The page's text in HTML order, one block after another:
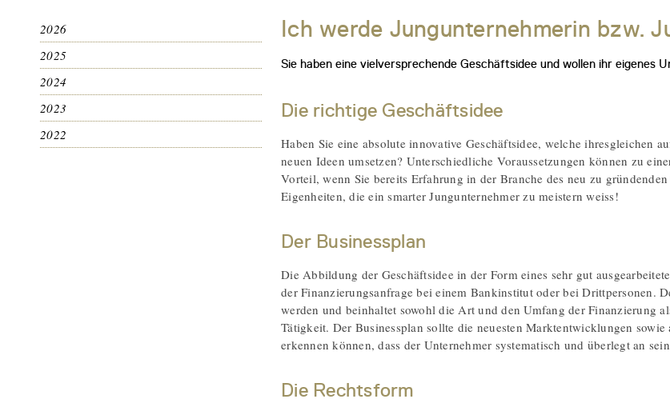
2026
2025
2024
2023
2022
Ich werde Jungunternehmerin bzw.
Sie haben eine vielversprechende Geschäftsidee und wollen ihr eigenes
Die richtige Geschäftsidee
Haben Sie eine absolute innovative Geschäftsidee, welche ihresgleichen
neuen Ideen umsetzen? Unterschiedliche Voraussetzungen können zu
Vorteil, wenn Sie bereits Erfahrung in der Branche des neu zu
Eigenheiten, die ein smarter Jungunternehmer zu meistern weiss!
Der Businessplan
Die Abbildung der Geschäftsidee in der Form eines sehr gut
der Finanzierungsanfrage bei einem Bankinstitut oder bei Drittpersonen.
werden und beinhaltet sowohl die Art und den Umfang der Finanzierung
Tätigkeit. Der Businessplan sollte die neuesten Marktentwicklungen
erkennen können, dass der Unternehmer systematisch und überlegt an
Die Rechtsform